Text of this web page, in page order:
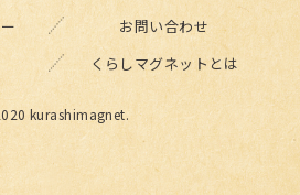
お問い合わせ
くらしマグネットとは
kurashimagnet.